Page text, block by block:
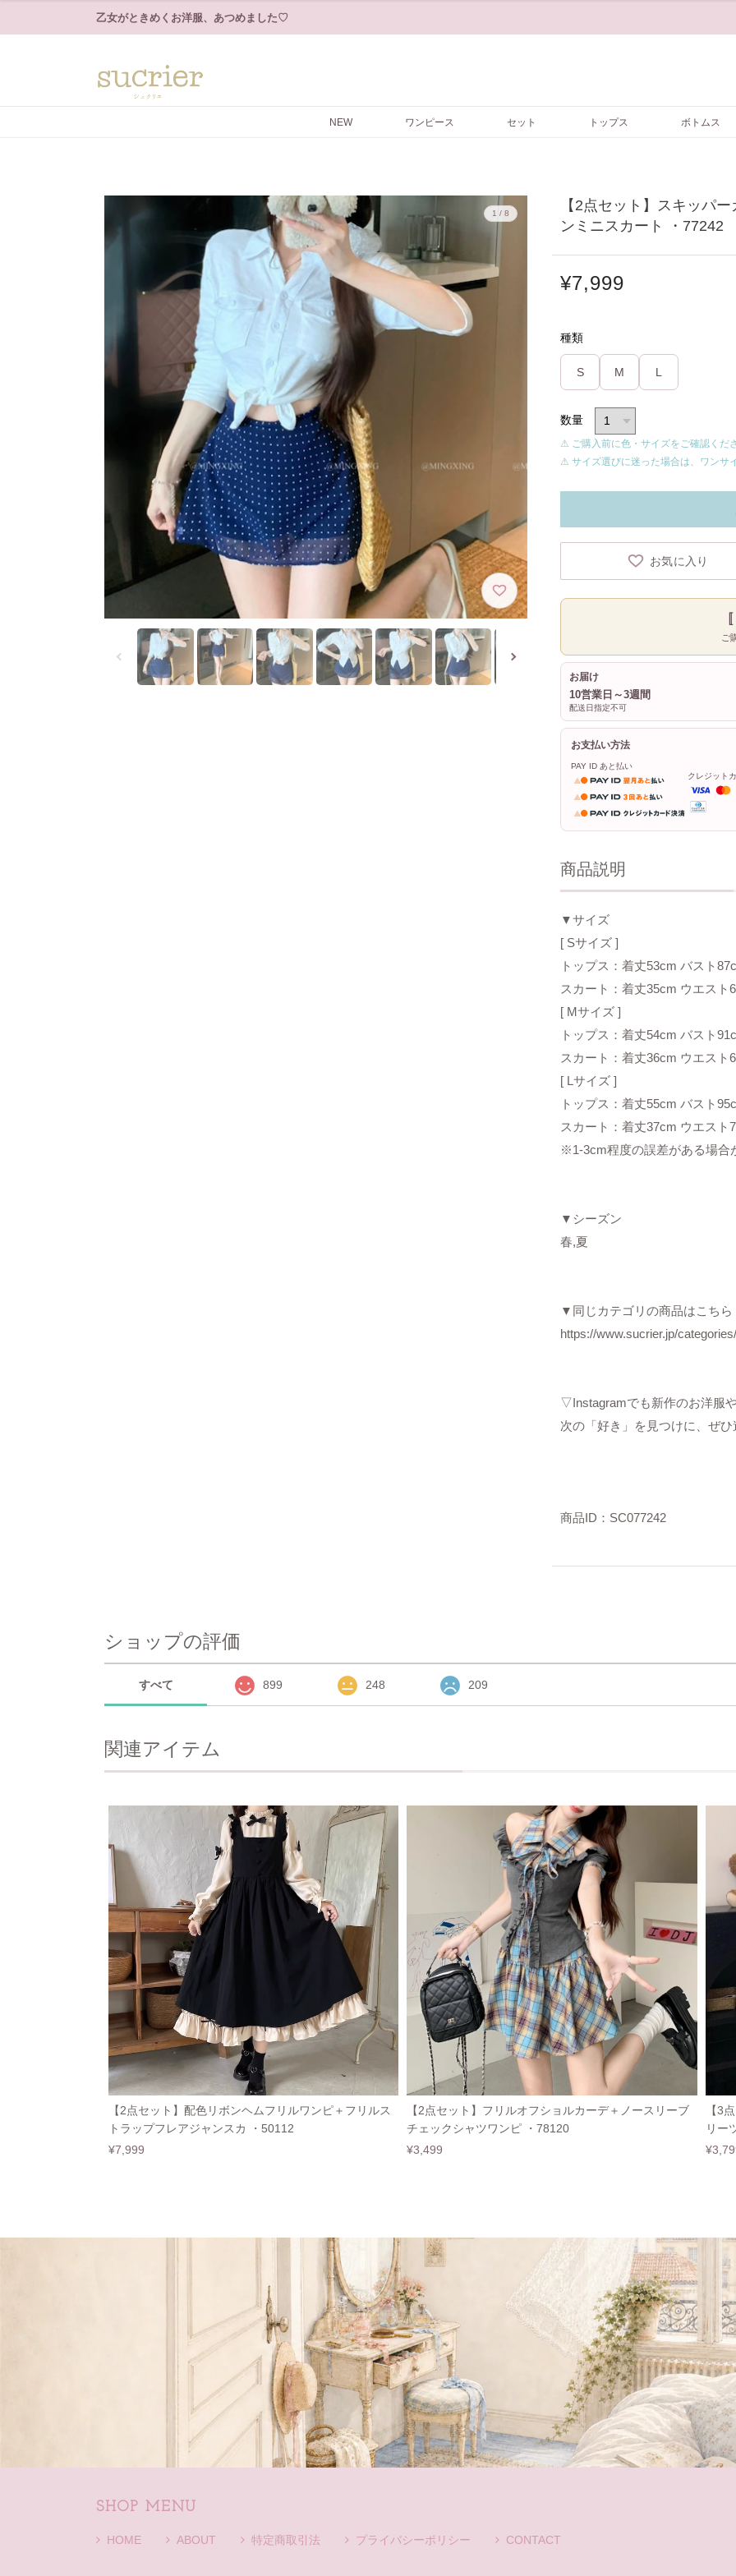
乙女がときめくお洋服、あつめました♡
NEW ワンピース セット トップス ボトムス
【2点セット】スキッパ
ンミニスカート ・77242
1 / 8
¥7,999
種類
S M L
数量
⚠ ご購入前に色・サイズをご確認くだ
⚠ サイズ選びに迷った場合は、ワンサ
お気に入り
ご
お届け
10営業日～3週間
配送日指定不可
お支払い方法
PAY ID あと払い
クレジット
商品説明
▼サイズ
[ Sサイズ ]
トップス：着丈53cm バスト
スカート：着丈35cm ウエスト
[ Mサイズ ]
トップス：着丈54cm バスト
スカート：着丈36cm ウエスト
[ Lサイズ ]
トップス：着丈55cm バスト
スカート：着丈37cm ウエスト
※1-3cm程度の誤差がある場合
▼シーズン
春,夏
▼同じカテゴリの商品はこちら
https://www.sucrier.jp/
▽Instagramでも新作のお洋服
次の「好き」を見つけに、ぜ
商品ID：SC077242
ショップの評価
すべて 899 248 209
関連アイテム
【2点セット】配色リボンヘムフリルワンピ＋フリルス
トラップフレアジャンスカ ・50112
¥7,999
【2点セット】フリルオフショルカーデ＋ノースリーブ
チェックシャツワンピ ・78120
¥3,499
【3
リー
SHOP MENU
HOME ABOUT 特定商取引法 プライバシーポリシー CONTACT